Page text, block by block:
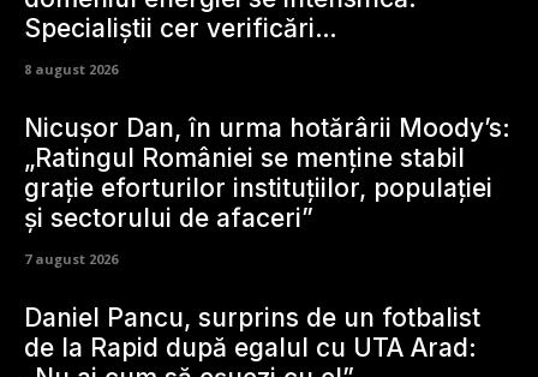
Specialiștii cer verificări…
8 august 2026
Nicușor Dan, în urma hotărârii Moody’s:
„Ratingul României se menține stabil
grație eforturilor instituțiilor, populației
și sectorului de afaceri”
7 august 2026
Daniel Pancu, surprins de un fotbalist
de la Rapid după egalul cu UTA Arad: